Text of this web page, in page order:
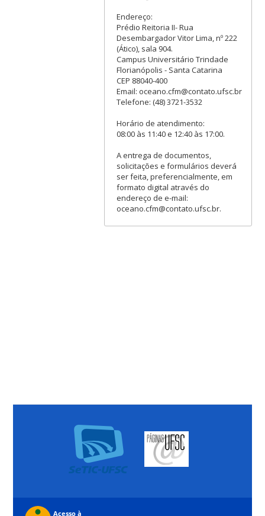
Endereço:
Prédio Reitoria II- Rua
Desembargador Vitor Lima, nº 222
(Ático), sala 904.
Campus Universitário Trindade
Florianópolis - Santa Catarina
CEP 88040-400
Email: oceano.cfm@contato.ufsc.br
Telefone: (48) 3721-3532
Horário de atendimento:
08:00 às 11:40 e 12:40 às 17:00.
A entrega de documentos,
solicitações e formulários deverá
ser feita, preferencialmente, em
formato digital através do
endereço de e-mail:
oceano.cfm@contato.ufsc.br.